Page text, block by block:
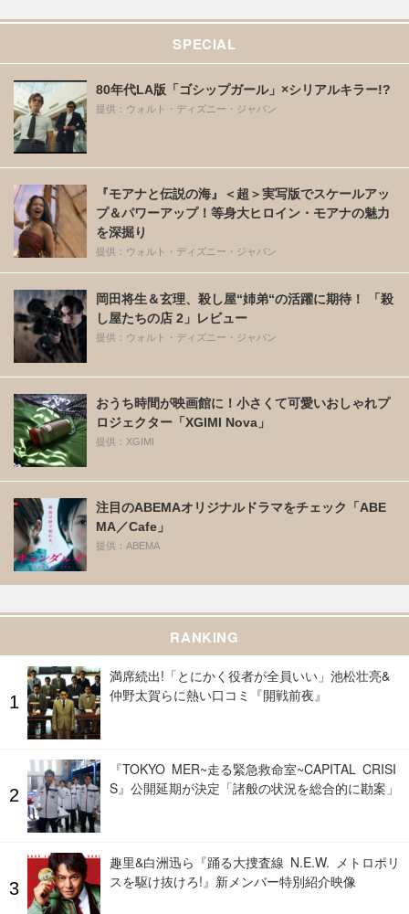
SPECIAL
80年代LA版「ゴシップガール」×シリアルキラー!?
提供：ウォルト・ディズニー・ジャパン
『モアナと伝説の海』＜超＞実写版でスケールアッ
プ＆パワーアップ！等身大ヒロイン・モアナの魅力
を深掘り
提供：ウォルト・ディズニー・ジャパン
岡田将生＆玄理、殺し屋“姉弟“の活躍に期待！ 「殺
し屋たちの店 2」レビュー
提供：ウォルト・ディズニー・ジャパン
おうち時間が映画館に！小さくて可愛いおしゃれプ
ロジェクター「XGIMI Nova」
提供：XGIMI
注目のABEMAオリジナルドラマをチェック「ABE
MA／Cafe」
提供：ABEMA
RANKING
満席続出!「とにかく役者が全員いい」池松壮亮&
仲野太賀らに熱い口コミ『開戦前夜』
『TOKYO MER~走る緊急救命室~CAPITAL CRISI
S』公開延期が決定「諸般の状況を総合的に勘案」
趣里&白洲迅ら『踊る大捜査線 N.E.W. メトロポリ
スを駆け抜けろ!』新メンバー特別紹介映像